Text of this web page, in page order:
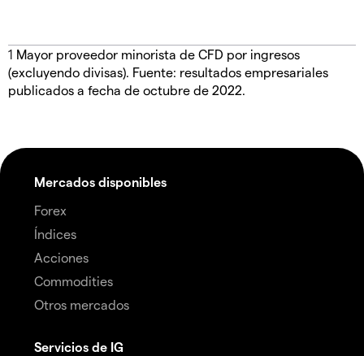
1 Mayor proveedor minorista de CFD por ingresos
(excluyendo divisas). Fuente: resultados empresariales
publicados a fecha de octubre de 2022.
Mercados disponibles
Forex
Índices
Acciones
Commodities
Otros mercados
Servicios de IG